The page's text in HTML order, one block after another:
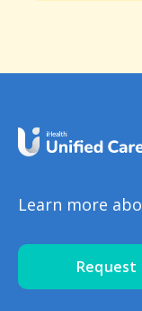
Learn more